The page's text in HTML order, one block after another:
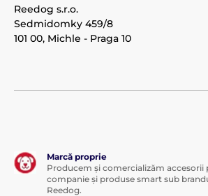
Reedog s.r.o.
Sedmidomky 459/8
101 00, Michle - Praga 10
Marcă proprie
Producem și comercializăm accesorii
companie și produse smart sub
Reedog.